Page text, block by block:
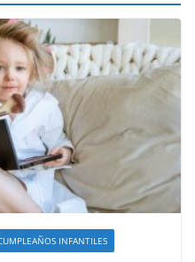
INFANTILES